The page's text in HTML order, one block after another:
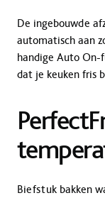
De ingebouwde
automatisch aan
handige Auto
dat je keuken fris
Biefstuk bakken